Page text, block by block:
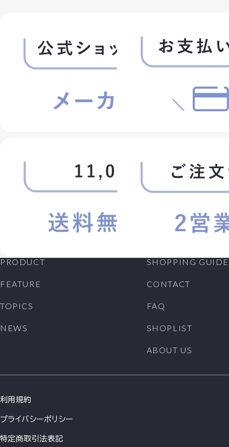
PRODUCT
FEATURE
TOPICS
NEWS
SHOPPING GUIDE
CONTACT
FAQ
SHOPLIST
ABOUT US
利用規約
プライバシーポリシー
特定商取引法表記